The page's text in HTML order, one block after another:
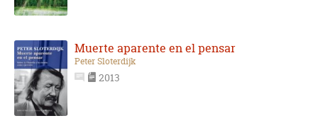
Muerte aparente en el pensar
Peter Sloterdijk
2013